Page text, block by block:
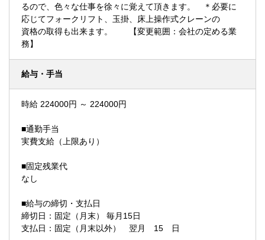
るので、色々な仕事を徐々に覚えて頂きます。 ＊必要に
応じてフォークリフト、玉掛、床上操作式クレーンの
資格の取得も出来ます。 【変更範囲：会社の定める業
務】
給与・手当
時給 224000円 ～ 224000円
■通勤手当
実費支給（上限あり）
■固定残業代
なし
■給与の締切・支払日
締切日：固定（月末） 毎月15日
支払日：固定（月末以外） 翌月 15 日